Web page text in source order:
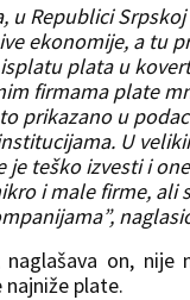
u Republici
ekonomije, a tu
plata u
firmama plate
prikazano u
U
je teško izvesti i
i male firme, ali
naglašava on, nije
plate.